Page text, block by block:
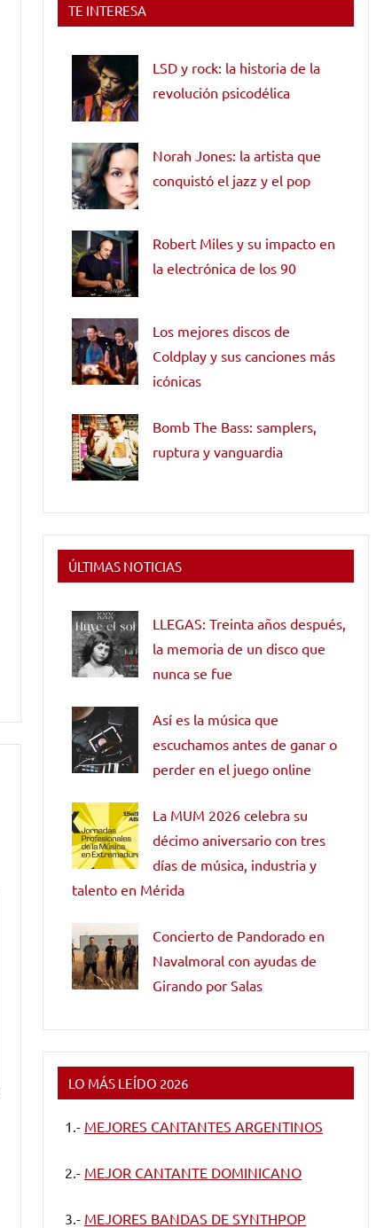
TE INTERESA
LSD y rock: la historia de la
revolución psicodélica
Norah Jones: la artista que
conquistó el jazz y el pop
Robert Miles y su impacto en
la electrónica de los 90
Los mejores discos de
Coldplay y sus canciones más
icónicas
Bomb The Bass: samplers,
ruptura y vanguardia
ÚLTIMAS NOTICIAS
LLEGAS: Treinta años después,
la memoria de un disco que
nunca se fue
Así es la música que
escuchamos antes de ganar o
perder en el juego online
La MUM 2026 celebra su
décimo aniversario con tres
días de música, industria y
talento en Mérida
Concierto de Pandorado en
Navalmoral con ayudas de
Girando por Salas
LO MÁS LEÍDO 2026
1.- MEJORES CANTANTES ARGENTINOS
2.- MEJOR CANTANTE DOMINICANO
3.- MEJORES BANDAS DE SYNTHPOP